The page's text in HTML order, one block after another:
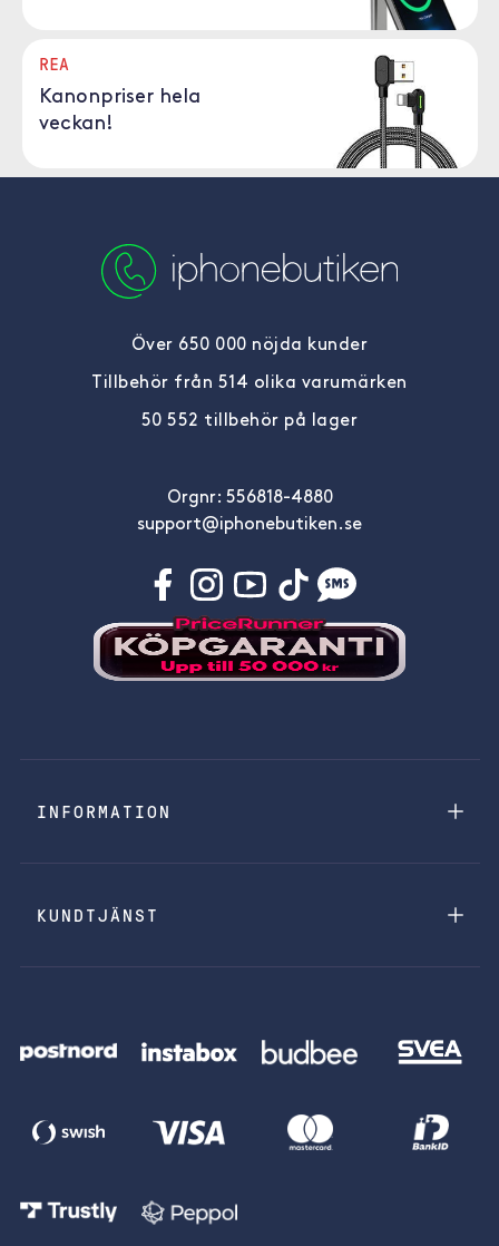
REA
Kanonpriser hela
veckan!
Över 650 000 nöjda kunder
Tillbehör från 514 olika varumärken
50 552 tillbehör på lager
Orgnr: 556818-4880
support@iphonebutiken.se
INFORMATION
KUNDTJÄNST